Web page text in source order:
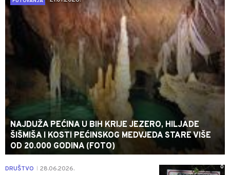
NAJDUŽA PEĆINA U BIH KRIJE JEZERO, HILJADE
ŠIŠMIŠA I KOSTI PEĆINSKOG MEDVJEDA STARE VIŠE
OD 20.000 GODINA (FOTO)
0
DRUŠTVO 28.06.2026.